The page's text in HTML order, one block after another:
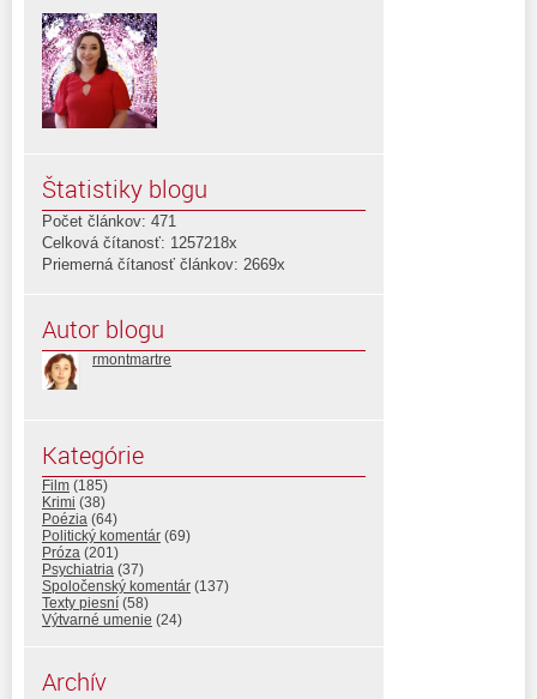
Štatistiky blogu
Počet článkov: 471
Celková čítanosť: 1257218x
Priemerná čítanosť článkov: 2669x
Autor blogu
rmontmartre
Kategórie
Film (185)
Krimi (38)
Poézia (64)
Politický komentár (69)
Próza (201)
Psychiatria (37)
Spoločenský komentár (137)
Texty piesní (58)
Výtvarné umenie (24)
Archív